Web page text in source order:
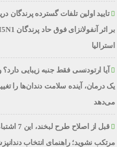
تایید اولین تلفات گسترده پرندگان
استرالیا
آیا ارتودنسی فقط جنبه زیبایی
یک درمان، آینده سلامت دندان‌ها را
می‌دهد
قبل از اصلاح طرح لبخند،
مرتکب نشوید؛ راهنمای انتخاب